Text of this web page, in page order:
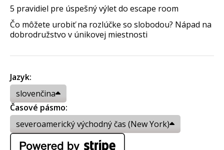
5 pravidiel pre úspešný výlet do escape room
Čo môžete urobiť na rozlúčke so slobodou? Nápad na
dobrodružstvo v únikovej miestnosti
Jazyk:
slovenčina
Časové pásmo:
severoamerický východný čas (New York)